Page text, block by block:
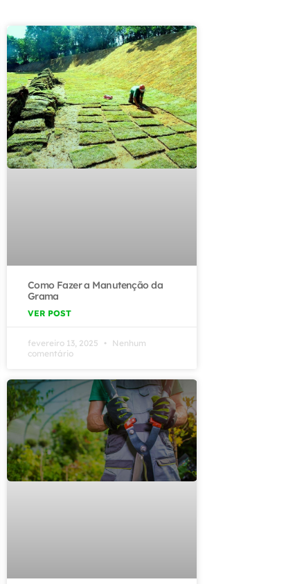
Como Fazer a Manutenção da
Grama
VER POST
fevereiro 13, 2025
Nenhum
comentário